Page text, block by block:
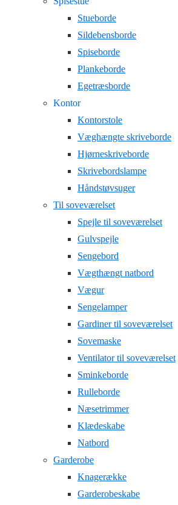
Stueborde
Sildebensborde
Spiseborde
Plankeborde
Egetræsborde
Kontor
Kontorstole
Væghængte skriveborde
Hjørneskriveborde
Skrivebordslampe
Håndstøvsuger
Til soveværelset
Spejle til soveværelset
Gulvspejle
Sengebord
Vægthængt natbord
Vægur
Sengelamper
Gardiner til soveværelset
Sovemaske
Ventilator til soveværelset
Sminkeborde
Rulleborde
Næsetrimmer
Klædeskabe
Natbord
Garderobe
Knagerække
Garderobeskabe